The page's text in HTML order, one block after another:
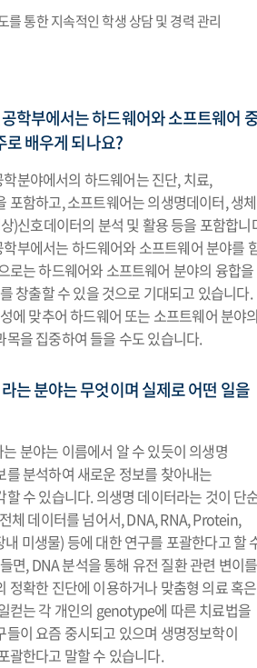
를 통한 지속적인 학생 상담 및 경력 관리
학부에서는 하드웨어와 소프트웨어
로 배우게 되나요?
분야에서의 하드웨어는 진단, 치료,
포함하고, 소프트웨어는 의생명데이터, 생체
)신호데이터의 분석 및 활용 등을 포함합니
부에서는 하드웨어와 소프트웨어 분야를
로는 하드웨어와 소프트웨어 분야의 융합을
창출할 수 있을 것으로 기대되고 있습니다.
에 맞추어 하드웨어 또는 소프트웨어 분야
목을 집중하여 들을 수도 있습니다.
는 분야는 무엇이며 실제로 어떤 일을
분야는 이름에서 알 수 있듯이 의생명
를 분석하여 새로운 정보를 찾아내는
할 수 있습니다. 의생명 데이터라는 것이 단
체 데이터를 넘어서, DNA, RNA, Protein,
미생물) 등에 대한 연구를 포괄한다고 할
면, DNA 분석을 통해 유전 질환 관련 변이를
정확한 진단에 이용하거나 맞춤형 의료 혹은
컫는 각 개인의 genotype에 따른 치료법을
들이 요즘 중시되고 있으며 생명정보학이
괄한다고 말할 수 있습니다.